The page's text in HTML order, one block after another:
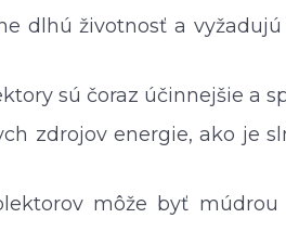
dlhú životnosť a
sú čoraz účinnejšie a
zdrojov energie, ako je
môže byť